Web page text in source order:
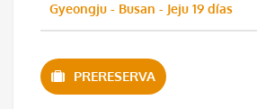
Gyeongju - Busan - Jeju 19 días
PRERESERVA